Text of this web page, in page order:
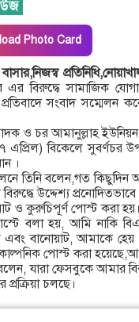
Photo Card
এর বিরুদ্ধে সামাজিক
সংবাদ সম্মেলন
ও চর আমানুল্লাহ ইউনিয়ন
বিকেলে সুবর্ণচর
।
তিনি বলেন,গত
উদ্দেশ্য প্রনোদিতভাবে
ও কুরুচিপূর্ণ পোস্ট করা হয়।
বলা হয়, আমি নাকি
এবং বানোয়াট, আমাকে
পোস্ট করা
যারা ফেসবুকে আমার
প্রক্রিয়া চলছে।